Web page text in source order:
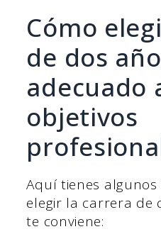
Cómo
de dos
adecuado
objetivos
Aquí tienes algunos
elegir la carrera de
te conviene: